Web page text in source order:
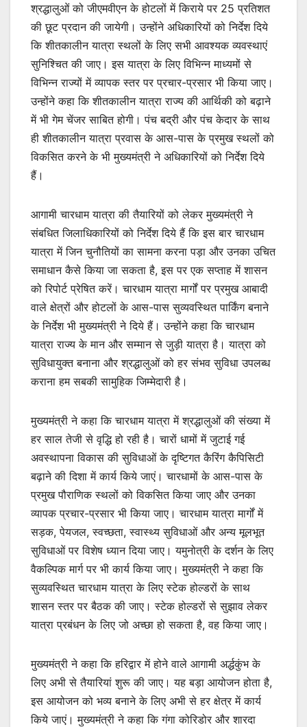
श्रद्धालुओं को जीएमवीएन के होटलों में किराये पर 25 प्रतिशत
की छूट प्रदान की जायेगी। उन्होंने अधिकारियों को निर्देश दिये
कि शीतकालीन यात्रा स्थलों के लिए सभी आवश्यक व्यवस्थाएं
सुनिश्चित की जाए। इस यात्रा के लिए विभिन्न माध्यमों से
विभिन्न राज्यों में व्यापक स्तर पर प्रचार-प्रसार भी किया जाए।
उन्होंने कहा कि शीतकालीन यात्रा राज्य की आर्थिकी को बढ़ाने
में भी गेम चेंजर साबित होगी। पंच बद्री और पंच केदार के साथ
ही शीतकालीन यात्रा प्रवास के आस-पास के प्रमुख स्थलों को
विकसित करने के भी मुख्यमंत्री ने अधिकारियों को निर्देश दिये
हैं।
आगामी चारधाम यात्रा की तैयारियों को लेकर मुख्यमंत्री ने
संबधित जिलाधिकारियों को निर्देश दिये हैं कि इस बार चारधाम
यात्रा में जिन चुनौतियों का सामना करना पड़ा और उनका उचित
समाधान कैसे किया जा सकता है, इस पर एक सप्ताह में शासन
को रिपोर्ट प्रेषित करें। चारधाम यात्रा मार्गों पर प्रमुख आबादी
वाले क्षेत्रों और होटलों के आस-पास सुव्यवस्थित पार्किंग बनाने
के निर्देश भी मुख्यमंत्री ने दिये हैं। उन्होंने कहा कि चारधाम
यात्रा राज्य के मान और सम्मान से जुड़ी यात्रा है। यात्रा को
सुविधायुक्त बनाना और श्रद्धालुओं को हर संभव सुविधा उपलब्ध
कराना हम सबकी सामुहिक जिम्मेदारी है।
मुख्यमंत्री ने कहा कि चारधाम यात्रा में श्रद्धालुओं की संख्या में
हर साल तेजी से वृद्धि हो रही है। चारों धामों में जुटाई गई
अवस्थापना विकास की सुविधाओं के दृष्टिगत कैरिंग कैपिसिटी
बढ़ाने की दिशा में कार्य किये जाएं। चारधामों के आस-पास के
प्रमुख पौराणिक स्थलों को विकसित किया जाए और उनका
व्यापक प्रचार-प्रसार भी किया जाए। चारधाम यात्रा मार्गों में
सड़क, पेयजल, स्वच्छता, स्वास्थ्य सुविधाओं और अन्य मूलभूत
सुविधाओं पर विशेष ध्यान दिया जाए। यमुनोत्री के दर्शन के लिए
वैकल्पिक मार्ग पर भी कार्य किया जाए। मुख्यमंत्री ने कहा कि
सुव्यवस्थित चारधाम यात्रा के लिए स्टेक होल्डरों के साथ
शासन स्तर पर बैठक की जाए। स्टेक होल्डरों से सुझाव लेकर
यात्रा प्रबंधन के लिए जो अच्छा हो सकता है, वह किया जाए।
मुख्यमंत्री ने कहा कि हरिद्वार में होने वाले आगामी अर्द्धकुंभ के
लिए अभी से तैयारियां शुरू की जाए। यह बड़ा आयोजन होता है,
इस आयोजन को भव्य बनाने के लिए अभी से हर क्षेत्र में कार्य
किये जाएं। मुख्यमंत्री ने कहा कि गंगा कोरिडोर और शारदा